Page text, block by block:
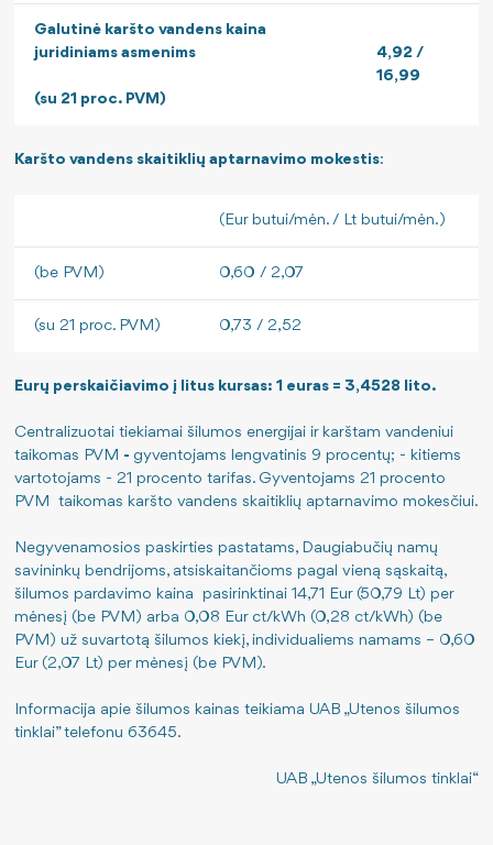
Galutinė karšto vandens kaina
juridiniams asmenims
(su 21 proc. PVM)
4,92 /
16,99
Karšto vandens skaitiklių aptarnavimo mokestis:
(Eur butui/mėn. / Lt butui/mėn.)
(be PVM) 0,60 / 2,07
(su 21 proc. PVM) 0,73 / 2,52
Eurų perskaičiavimo į litus kursas: 1 euras = 3,4528 lito.
Centralizuotai tiekiamai šilumos energijai ir karštam vandeniui
taikomas PVM - gyventojams lengvatinis 9 procentų; - kitiems
vartotojams - 21 procento tarifas. Gyventojams 21 procento
PVM taikomas karšto vandens skaitiklių aptarnavimo mokesčiui.
Negyvenamosios paskirties pastatams, Daugiabučių namų
savininkų bendrijoms, atsiskaitančioms pagal vieną sąskaitą,
šilumos pardavimo kaina pasirinktinai 14,71 Eur (50,79 Lt) per
mėnesį (be PVM) arba 0,08 Eur ct/kWh (0,28 ct/kWh) (be
PVM) už suvartotą šilumos kiekį, individualiems namams – 0,60
Eur (2,07 Lt) per mėnesį (be PVM).
Informacija apie šilumos kainas teikiama UAB „Utenos šilumos
tinklai” telefonu 63645.
UAB „Utenos šilumos tinklai“